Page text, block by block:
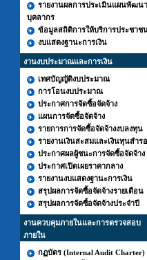
รายงานผลการประเมินแผนพัฒนา
บุคลากร
ข้อมูลสถิติการให้บริการประชาช
งบแสดงฐานะการเงิน
งานงบประมาณและการเงิน
เทศบัญญัติงบประมาณ
การโอนงบประมาณ
ประกาศการจัดซื้อจัดจ้าง
แผนการจัดซื้อจัดจ้าง
รายการการจัดซื้อจัดจ้างงบลงทุน
รายงานเงินสะสมและเงินทุนสำร
ประกาศผลผู้ชนะการจัดซื้อจัดจ้าง
ประกาศเปิดเผยราคากลาง
รายงานงบแสดงฐานะการเงิน
สรุปผลการจัดซื้อจัดจ้างรายเดือน
สรุปผลการจัดซื้อจัดจ้างประจำปี
งานควบคุมภายในและการตรวจสอบ
ภายใน
กฏบัตร (Internal Audit Charter)